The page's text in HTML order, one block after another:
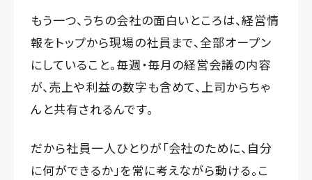
もう一つ、うちの会社の面白いところは、経営情
報をトップから現場の社員まで、全部オープン
にしていること。毎週・毎月の経営会議の内容
が、売上や利益の数字も含めて、上司からちゃ
んと共有されるんです。
だから社員一人ひとりが「会社のために、自分
に何ができるか」を常に考えながら動ける。こ